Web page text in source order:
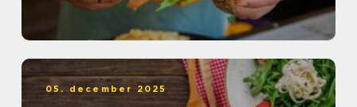
05. december 2025